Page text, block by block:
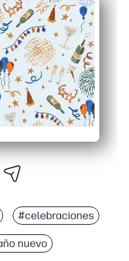
#celebraciones
nuevo